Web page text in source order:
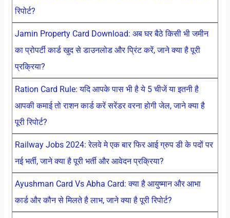
रिपोर्ट?
Jamin Property Card Download: अब घर बैठे किसी भी जमीन
का प्रोपर्टी कार्ड खुद से डाउनलोड और प्रिंट करें, जाने क्या है पूरी
प्रक्रिया?
Ration Card Rule: यदि आपके पास भी है ये 5 चीजें या इतनी है
आपकी कमाई तो राशन कार्ड करें सरेंडर वरना होगी जेल, जाने क्या है
पूरी रिपोर्ट?
Railway Jobs 2024: रेलवे मे एक बार फिर आई ग्रुप डी के पदों पर
नई भर्ती, जाने क्या है पूरी भर्ती और आवेदन प्रक्रिया?
Ayushman Card Vs Abha Card: क्या है आयुष्मान और आभा
कार्ड और कौन से मिलते है लाभ, जाने क्या है पूरी रिपोर्ट?